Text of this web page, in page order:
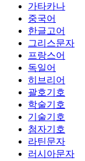
가타카나
중국어
한글고어
그리스문자
프랑스어
독일어
히브리어
괄호기호
학술기호
기술기호
첨자기호
라틴문자
러시아문자